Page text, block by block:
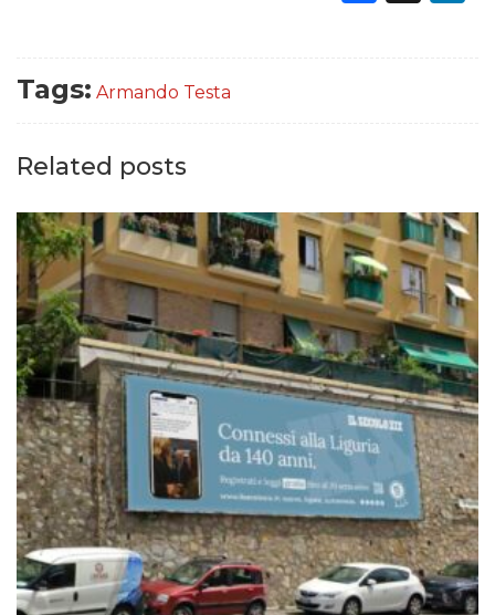
Tags: Armando Testa
Related posts